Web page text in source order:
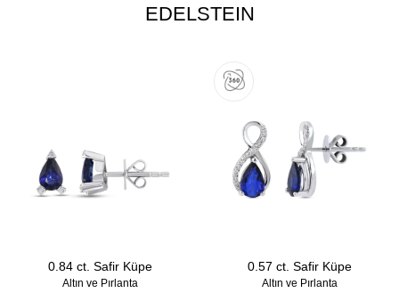
EDELSTEIN
0.84 ct. Safir Küpe
Altın ve Pırlanta
0.57 ct. Safir Küpe
Altın ve Pırlanta